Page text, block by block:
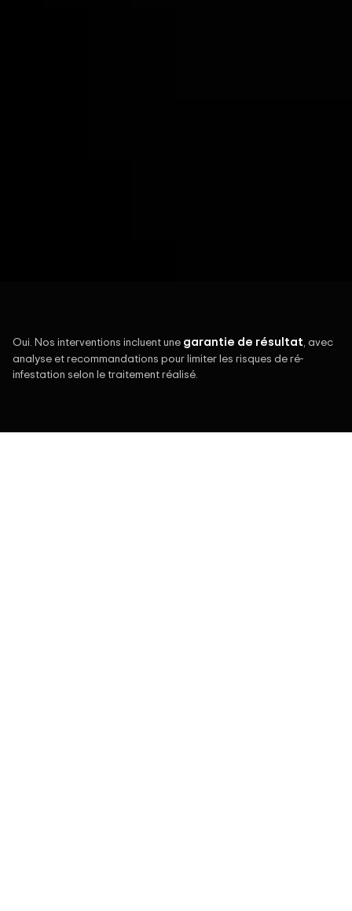
Oui. Nos interventions incluent une garantie de résultat, avec
analyse et recommandations pour limiter les risques de ré-
infestation selon le traitement réalisé.